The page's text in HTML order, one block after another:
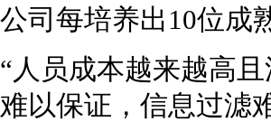
公司每培养出10位成
“人员成本越来越高
难以保证，信息过滤